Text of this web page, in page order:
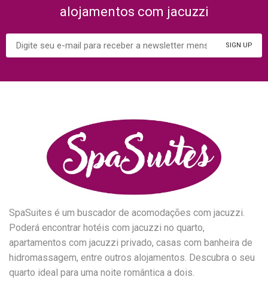
alojamentos com jacuzzi
SpaSuites é um buscador de acomodações com jacuzzi.
Poderá encontrar hotéis com jacuzzi no quarto,
apartamentos com jacuzzi privado, casas com banheira de
hidromassagem, entre outros alojamentos. Descubra o seu
quarto ideal para uma noite romântica a dois.